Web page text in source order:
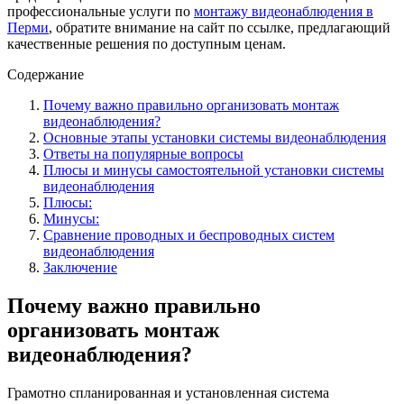
профессиональные услуги по монтажу видеонаблюдения в
Перми, обратите внимание на сайт по ссылке, предлагающий
качественные решения по доступным ценам.
Содержание
Почему важно правильно организовать монтаж
видеонаблюдения?
Основные этапы установки системы видеонаблюдения
Ответы на популярные вопросы
Плюсы и минусы самостоятельной установки системы
видеонаблюдения
Плюсы:
Минусы:
Сравнение проводных и беспроводных систем
видеонаблюдения
Заключение
Почему важно правильно
организовать монтаж
видеонаблюдения?
Грамотно спланированная и установленная система